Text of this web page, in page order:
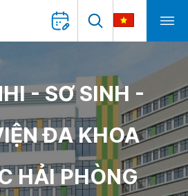
- SƠ SINH -
ĐA KHOA
HẢI PHÒNG